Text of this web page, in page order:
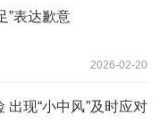
”表达歉意
2026-02-20
出现“小中风”及时应对